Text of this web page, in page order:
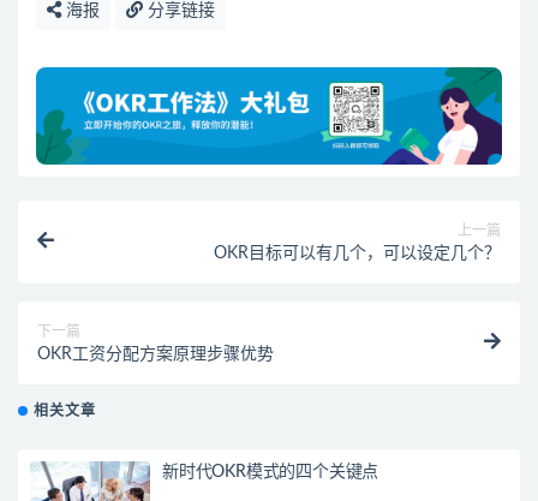
海报 分享链接
上一篇
OKR目标可以有几个，可以设定几个？
下一篇
OKR工资分配方案原理步骤优势
相关文章
新时代OKR模式的四个关键点